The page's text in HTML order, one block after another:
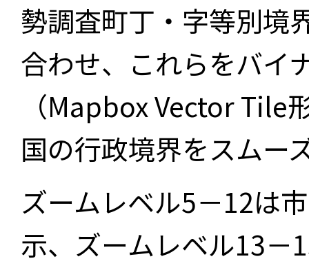
勢調査町丁・字等別境
合わせ、これらをバイ
（Mapbox Vector Tile
国の行政境界をスムー
ズームレベル5－12は
示、ズームレベル13－